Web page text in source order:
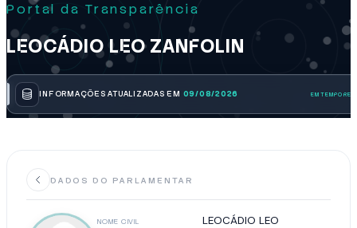
Portal da Transparência
LEOCÁDIO LEO ZANFOLIN
INFORMAÇÕES ATUALIZADAS EM 09/08/2026
DADOS DO PARLAMENTAR
NOME CIVIL
LEOCÁDIO LEO